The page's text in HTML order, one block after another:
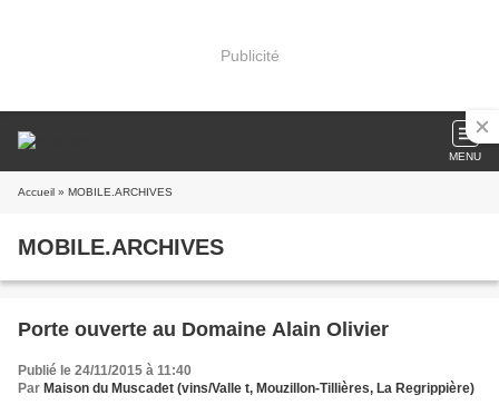
Publicité
MENU
Accueil » MOBILE.ARCHIVES
MOBILE.ARCHIVES
Porte ouverte au Domaine Alain Olivier
Publié le 24/11/2015 à 11:40
Par Maison du Muscadet (vins/Valle t, Mouzillon-Tillières, La Regrippière)